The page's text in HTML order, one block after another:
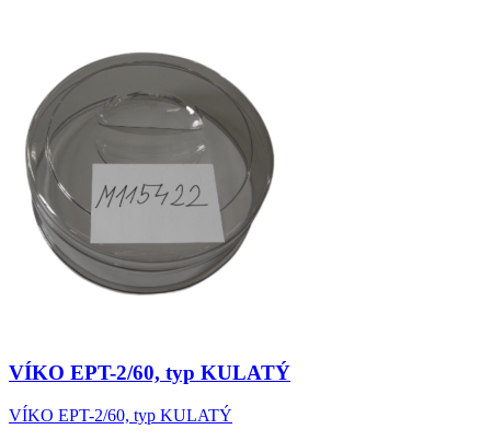
VÍKO EPT-2/60, typ KULATÝ
VÍKO EPT-2/60, typ KULATÝ